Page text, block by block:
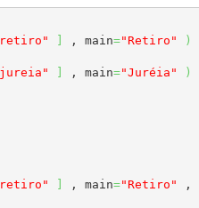
] , main="Retiro"
)
] , main="Juréia"
)
] , main="Retiro" ,